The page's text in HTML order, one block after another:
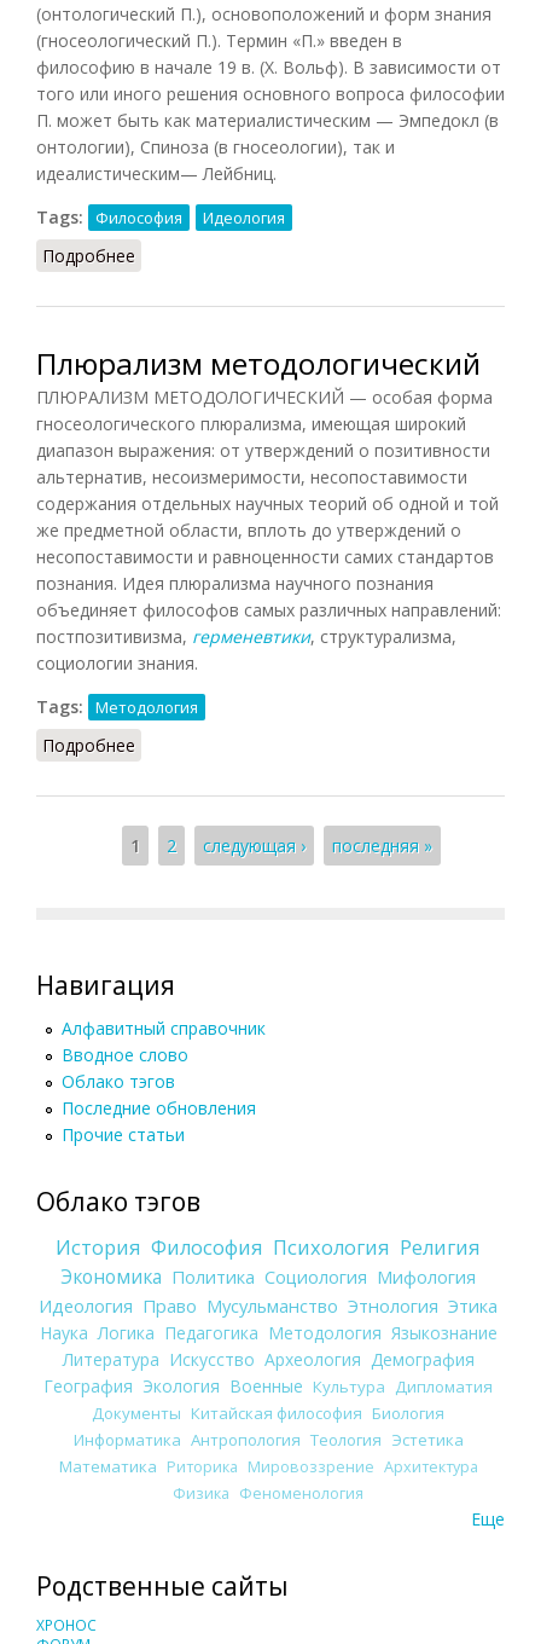
(онтологический П.), основоположений и форм знания
(гносеологический П.). Термин «П.» введен в
философию в начале 19 в. (X. Вольф). В зависимости от
того или иного решения основного вопроса философии
П. может быть как материалистическим — Эмпедокл (в
онтологии), Спиноза (в гносеологии), так и
идеалистическим— Лейбниц.
Tags:
Философия Идеология
Подробнее
Плюрализм методологический
ПЛЮРАЛИЗМ МЕТОДОЛОГИЧЕСКИЙ — особая форма
гносеологического плюрализма, имеющая широкий
диапазон выражения: от утверждений о позитивности
альтернатив, несоизмеримости, несопоставимости
содержания отдельных научных теорий об одной и той
же предметной области, вплоть до утверждений о
несопоставимости и равноценности самих стандартов
познания. Идея плюрализма научного познания
объединяет философов самых различных направлений:
постпозитивизма, герменевтики, структурализма,
социологии знания.
Tags:
Методология
Подробнее
Страницы
1 2 следующая › последняя »
Навигация
Алфавитный справочник
Вводное слово
Облако тэгов
Последние обновления
Прочие статьи
Облако тэгов
История Философия Психология Религия
Экономика Политика Социология Мифология
Идеология Право Мусульманство Этнология Этика
Наука Логика Педагогика Методология Языкознание
Литература Искусство Археология Демография
География Экология Военные Культура
Дипломатия
Документы Китайская философия Биология
Информатика Антропология Теология Эстетика
Математика Риторика Мировоззрение Архитектура
Физика Феноменология
Еще
Родственные сайты
ХРОНОС